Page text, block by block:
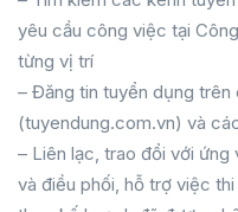
yêu cầu công việc tại
từng vị trí
– Đăng tin tuyển dụng
(tuyendung.com.vn) và
– Liên lạc, trao đổi với
và điều phối, hỗ trợ việc